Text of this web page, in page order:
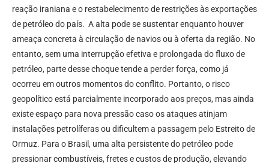
reação iraniana e o restabelecimento de restrições às exportações
de petróleo do país. A alta pode se sustentar enquanto houver
ameaça concreta à circulação de navios ou à oferta da região. No
entanto, sem uma interrupção efetiva e prolongada do fluxo de
petróleo, parte desse choque tende a perder força, como já
ocorreu em outros momentos do conflito. Portanto, o risco
geopolítico está parcialmente incorporado aos preços, mas ainda
existe espaço para nova pressão caso os ataques atinjam
instalações petrolíferas ou dificultem a passagem pelo Estreito de
Ormuz. Para o Brasil, uma alta persistente do petróleo pode
pressionar combustíveis, fretes e custos de produção, elevando